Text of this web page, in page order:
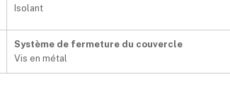
Isolant
Système de fermeture du couvercle
Vis en métal